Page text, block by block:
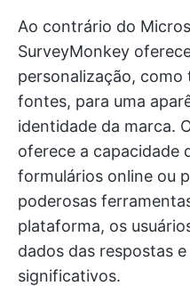
Ao contrário do
SurveyMonkey
personalização,
fontes, para uma
identidade da marca.
oferece a capacidade
formulários online ou
poderosas
plataforma, os
dados das respostas
significativos.